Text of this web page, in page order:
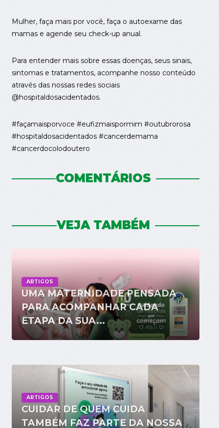
Mulher, faça mais por você, faça o autoexame das
mamas e agende seu check-up anual.
Para entender mais sobre essas doenças, seus sinais,
sintomas e tratamentos, acompanhe nosso conteúdo
através das nossas redes sociais
@hospitaldosacidentados.
#façamaisporvoce #eufizmaispormim #outubrorosa
#hospitaldosacidentados #cancerdemama
#cancerdocolodoutero
COMENTÁRIOS
VEJA TAMBÉM
ARTIGOS
UMA MATERNIDADE PENSADA
PARA ACOMPANHAR CADA
ETAPA DA SUA...
ARTIGOS
CUIDAR DE QUEM CUIDA
TAMBÉM FAZ PARTE DA NOSSA